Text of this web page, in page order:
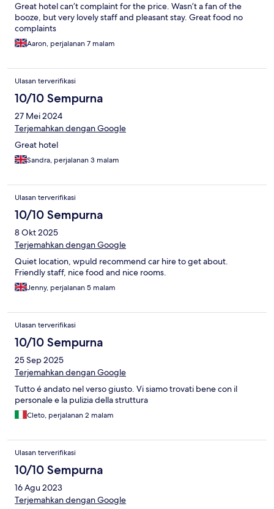
Great hotel can’t complaint for the price. Wasn’t a fan of the
booze, but very lovely staff and pleasant stay. Great food no
complaints
Aaron, perjalanan 7 malam
Ulasan terverifikasi
10/10 Sempurna
27 Mei 2024
Terjemahkan dengan Google
Great hotel
Sandra, perjalanan 3 malam
Ulasan terverifikasi
10/10 Sempurna
8 Okt 2025
Terjemahkan dengan Google
Quiet location, wpuld recommend car hire to get about.
Friendly staff, nice food and nice rooms.
Jenny, perjalanan 5 malam
Ulasan terverifikasi
10/10 Sempurna
25 Sep 2025
Terjemahkan dengan Google
Tutto é andato nel verso giusto. Vi siamo trovati bene con il
personale e la pulizia della struttura
Cleto, perjalanan 2 malam
Ulasan terverifikasi
10/10 Sempurna
16 Agu 2023
Terjemahkan dengan Google